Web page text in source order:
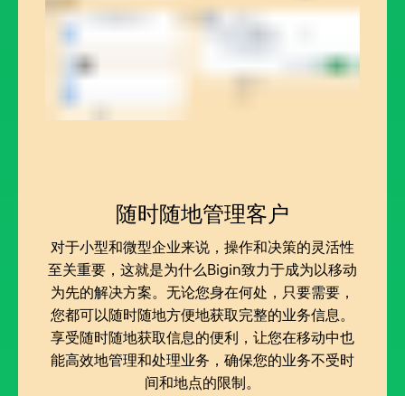
随时随地管理客户
对于小型和微型企业来说，操作和决策的灵活性
至关重要，这就是为什么Bigin致力于成为以移动
为先的解决方案。无论您身在何处，只要需要，
您都可以随时随地方便地获取完整的业务信息。
享受随时随地获取信息的便利，让您在移动中也
能高效地管理和处理业务，确保您的业务不受时
间和地点的限制。